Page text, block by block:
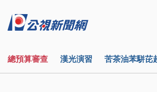
總預算審查 漢光演習 苦茶油苯駢芘